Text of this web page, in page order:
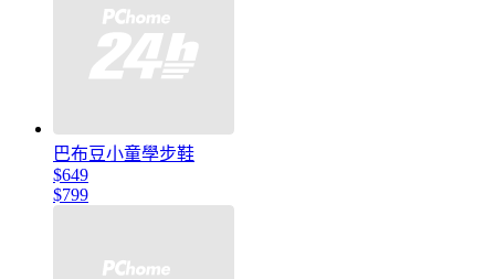
巴布豆小童學步鞋
$649
$799